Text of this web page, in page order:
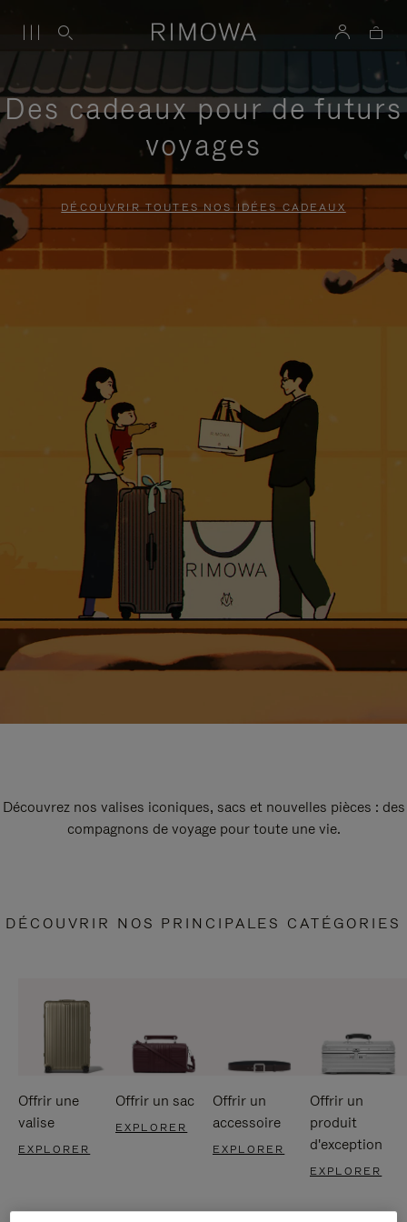
Des cadeaux pour de futurs
voyages
DÉCOUVRIR TOUTES NOS IDÉES CADEAUX
Découvrez nos valises iconiques, sacs et nouvelles pièces : des
compagnons de voyage pour toute une vie.
DÉCOUVRIR NOS PRINCIPALES CATÉGORIES
Offrir une
valise
EXPLORER
Offrir un sac
EXPLORER
Offrir un
accessoire
EXPLORER
Offrir un
produit
d'exception
EXPLORER